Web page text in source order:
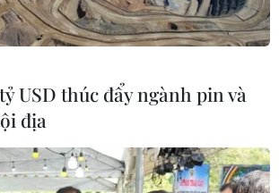
USD thúc đẩy ngành pin và
địa